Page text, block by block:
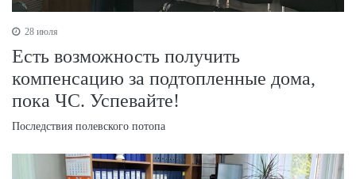
28 июля
Есть возможность получить
компенсацию за подтопленные дома,
пока ЧС. Успевайте!
Последствия полевского потопа